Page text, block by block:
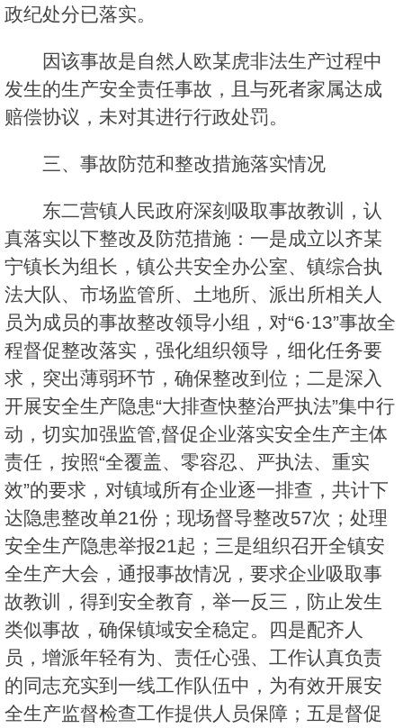
政纪处分已落实。
因该事故是自然人欧某虎非法生产过程中
发生的生产安全责任事故，且与死者家属达成
赔偿协议，未对其进行行政处罚。
三、事故防范和整改措施落实情况
东二营镇人民政府深刻吸取事故教训，认
真落实以下整改及防范措施：一是成立以齐某
宁镇长为组长，镇公共安全办公室、镇综合执
法大队、市场监管所、土地所、派出所相关人
员为成员的事故整改领导小组，对“6·13”事故全
程督促整改落实，强化组织领导，细化任务要
求，突出薄弱环节，确保整改到位；二是深入
开展安全生产隐患“大排查快整治严执法”集中行
动，切实加强监管,督促企业落实安全生产主体
责任，按照“全覆盖、零容忍、严执法、重实
效”的要求，对镇域所有企业逐一排查，共计下
达隐患整改单21份；现场督导整改57次；处理
安全生产隐患举报21起；三是组织召开全镇安
全生产大会，通报事故情况，要求企业吸取事
故教训，得到安全教育，举一反三，防止发生
类似事故，确保镇域安全稳定。四是配齐人
员，增派年轻有为、责任心强、工作认真负责
的同志充实到一线工作队伍中，为有效开展安
全生产监督检查工作提供人员保障；五是督促